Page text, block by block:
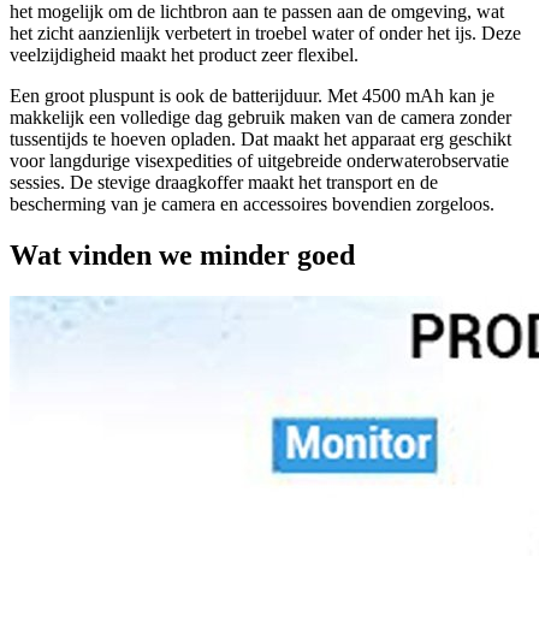
het mogelijk om de lichtbron aan te passen aan de omgeving, wat
het zicht aanzienlijk verbetert in troebel water of onder het ijs. Deze
veelzijdigheid maakt het product zeer flexibel.
Een groot pluspunt is ook de batterijduur. Met 4500 mAh kan je
makkelijk een volledige dag gebruik maken van de camera zonder
tussentijds te hoeven opladen. Dat maakt het apparaat erg geschikt
voor langdurige visexpedities of uitgebreide onderwaterobservatie
sessies. De stevige draagkoffer maakt het transport en de
bescherming van je camera en accessoires bovendien zorgeloos.
Wat vinden we minder goed